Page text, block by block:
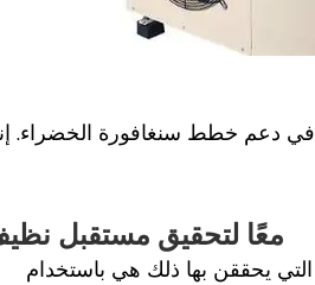
دعم خطط سنغافورة الخضراء.
معًا لتحقيق مستقبل
يحققن بها ذلك هي باستخدام